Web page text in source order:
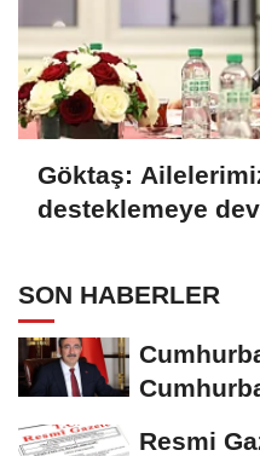
Göktaş:
desteklemeye
SON HABERLER
Resmi